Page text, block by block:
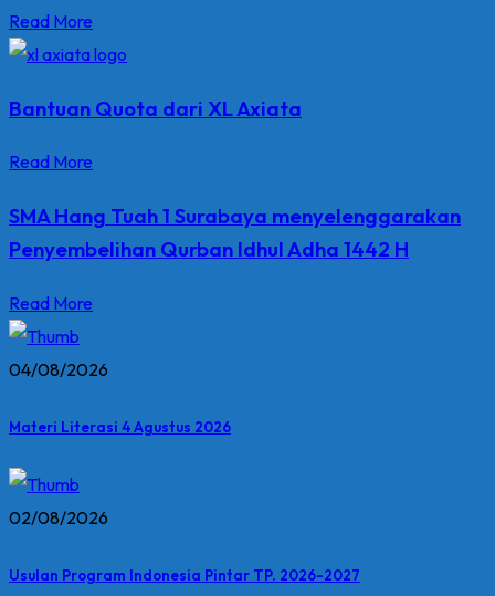
Read More
Bantuan Quota dari XL Axiata
Read More
SMA Hang Tuah 1 Surabaya menyelenggarakan
Penyembelihan Qurban Idhul Adha 1442 H
Read More
04/08/2026
Materi Literasi 4 Agustus 2026
02/08/2026
Usulan Program Indonesia Pintar TP. 2026-2027